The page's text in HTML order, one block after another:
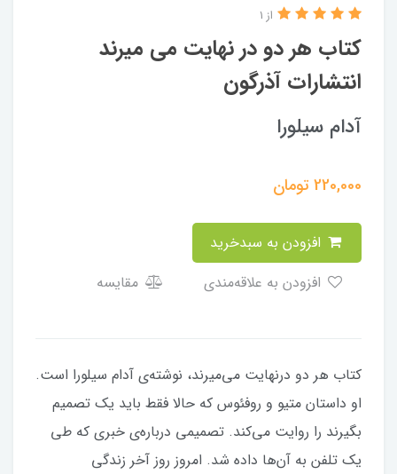
کتاب هر دو در نهایت می میرند
انتشارات آذرگون
از 1
آدام سیلورا
220,000تومان
مقایسه
کتاب هر دو درنهایت می‌میرند، نوشته‌ی آدام سیلورا است.
او داستان متیو و روفئوس که حالا فقط باید یک تصمیم
بگیرند را روایت می‌کند. تصمیمی درباره‌ی خبری که طی
یک تلفن به آن‌ها داده شد. امروز روز آخر زندگی